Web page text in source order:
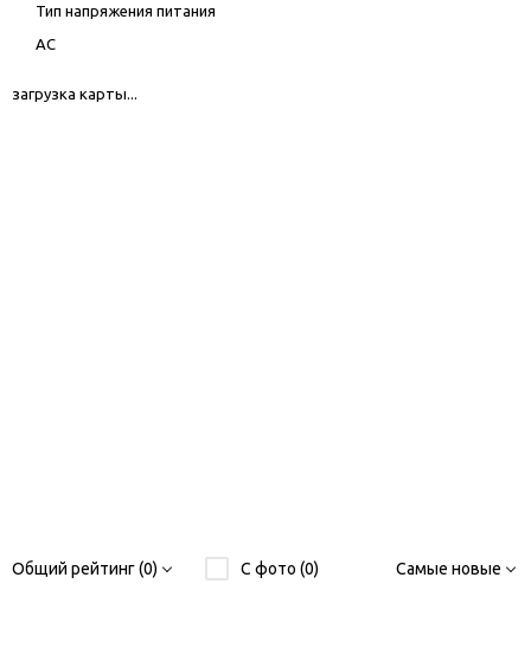
Тип напряжения питания
AC
загрузка карты...
Общий рейтинг (0) С фото (0) Самые новые